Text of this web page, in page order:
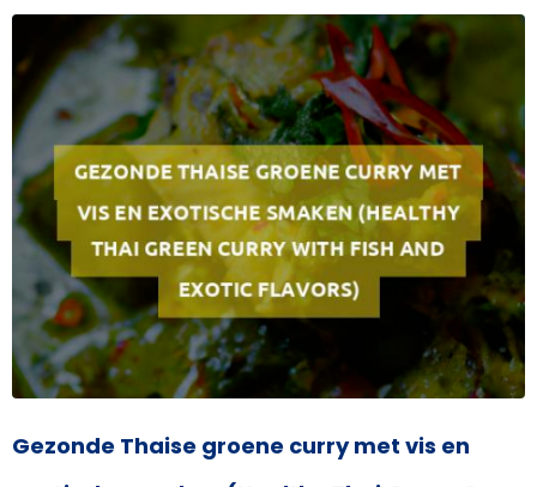
Gezonde Thaise groene curry met vis en